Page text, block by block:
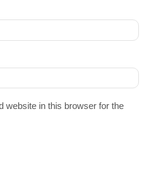
website in this browser for the